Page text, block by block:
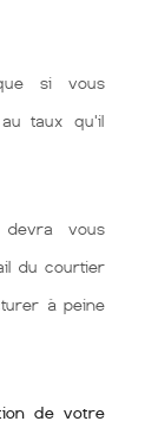
si vous
taux qu'il
vous
du courtier
à peine
de votre